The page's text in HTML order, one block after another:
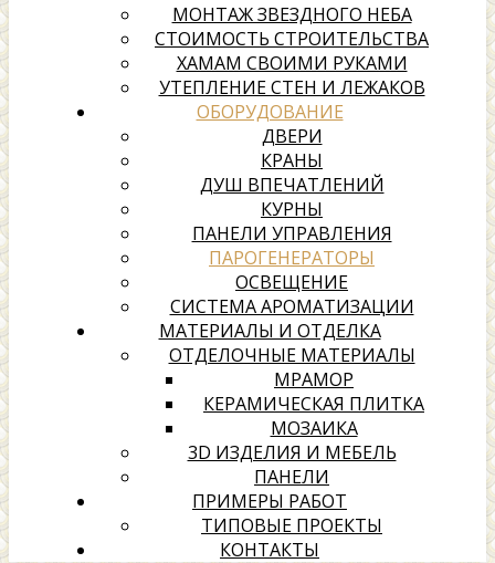
МОНТАЖ ЗВЕЗДНОГО НЕБА
СТОИМОСТЬ СТРОИТЕЛЬСТВА
ХАМАМ СВОИМИ РУКАМИ
УТЕПЛЕНИЕ СТЕН И ЛЕЖАКОВ
ОБОРУДОВАНИЕ
ДВЕРИ
КРАНЫ
ДУШ ВПЕЧАТЛЕНИЙ
КУРНЫ
ПАНЕЛИ УПРАВЛЕНИЯ
ПАРОГЕНЕРАТОРЫ
ОСВЕЩЕНИЕ
СИСТЕМА АРОМАТИЗАЦИИ
МАТЕРИАЛЫ И ОТДЕЛКА
ОТДЕЛОЧНЫЕ МАТЕРИАЛЫ
МРАМОР
КЕРАМИЧЕСКАЯ ПЛИТКА
МОЗАИКА
3D ИЗДЕЛИЯ И МЕБЕЛЬ
ПАНЕЛИ
ПРИМЕРЫ РАБОТ
ТИПОВЫЕ ПРОЕКТЫ
КОНТАКТЫ